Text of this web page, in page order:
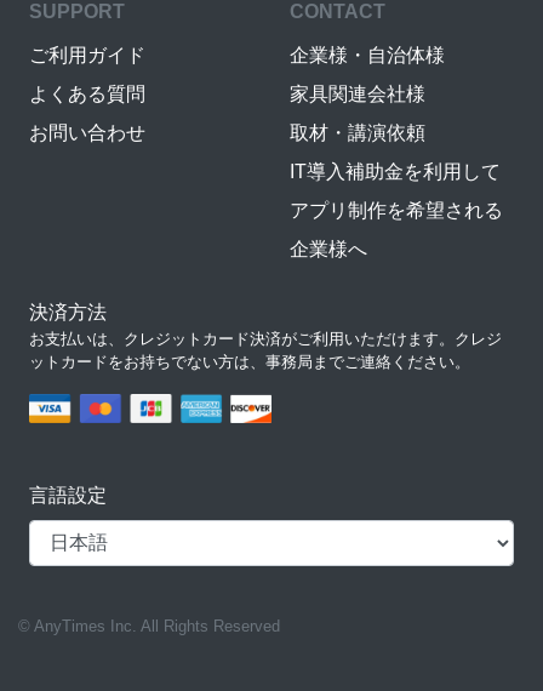
SUPPORT
ご利用ガイド
よくある質問
お問い合わせ
CONTACT
企業様・自治体様
家具関連会社様
取材・講演依頼
IT導入補助金を利用して
アプリ制作を希望される
企業様へ
決済方法
お支払いは、クレジットカード決済がご利用いただけます。クレジ
ットカードをお持ちでない方は、事務局までご連絡ください。
言語設定
© AnyTimes Inc. All Rights Reserved